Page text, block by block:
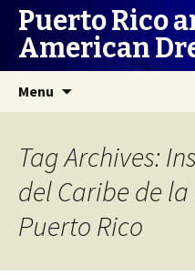
Puerto Rico
American
Menu
Tag Archives:
del Caribe de
Puerto Rico